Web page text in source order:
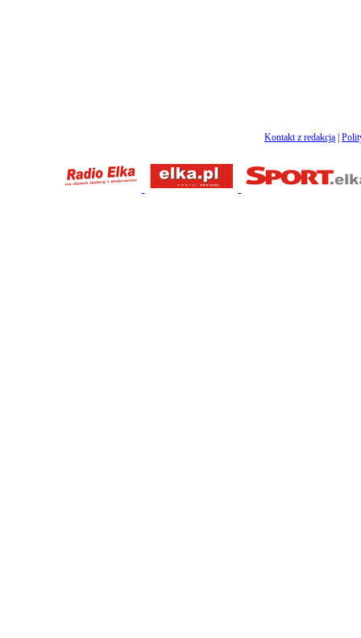
Kontakt z redakcją